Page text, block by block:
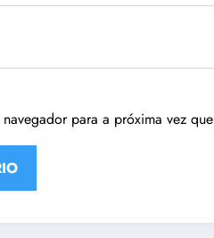
para a próxima vez